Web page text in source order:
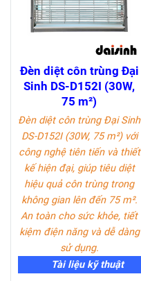
Đèn diệt côn trùng Đại
Sinh DS-D152I (30W,
75 m²)
Đèn diệt côn trùng Đại Sinh
DS-D152I (30W, 75 m²) với
công nghệ tiên tiến và thiết
kế hiện đại, giúp tiêu diệt
hiệu quả côn trùng trong
không gian lên đến 75 m².
An toàn cho sức khỏe, tiết
kiệm điện năng và dễ dàng
sử dụng.
Tài liệu kỹ thuật